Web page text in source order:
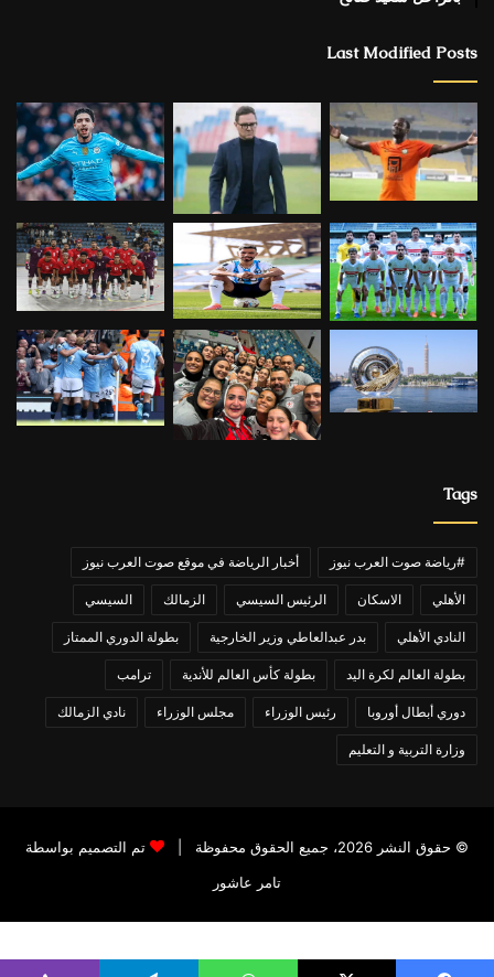
Last Modified Posts
Tags
#رياضة صوت العرب نيوز أخبار الرياضة في موقع صوت العرب نيوز
الأهلي الاسكان الرئيس السيسي الزمالك السيسي
النادي الأهلي بدر عبدالعاطي وزير الخارجية بطولة الدوري الممتاز
بطولة العالم لكرة اليد بطولة كأس العالم للأندية ترامب
دوري أبطال أوروبا رئيس الوزراء مجلس الوزراء نادي الزمالك
وزارة التربية و التعليم
© حقوق النشر 2026، جميع الحقوق محفوظة |
تم التصميم بواسطة
تامر عاشور